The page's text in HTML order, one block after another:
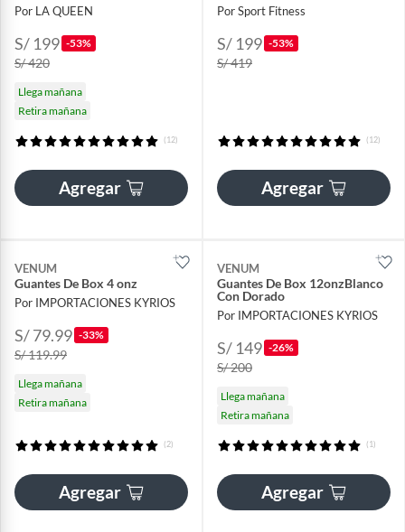
Por LA QUEEN
S/ 199 -53%
S/ 420
Llega mañana
Retira mañana
(12)
Agregar
Por Sport Fitness
S/ 199 -53%
S/ 419
(12)
Agregar
VENUM
Guantes De Box 4 onz
Por IMPORTACIONES KYRIOS
S/ 79.99 -33%
S/ 119.99
Llega mañana
Retira mañana
(2)
Agregar
VENUM
Guantes De Box 12onzBlanco
Con Dorado
Por IMPORTACIONES KYRIOS
S/ 149 -26%
S/ 200
Llega mañana
Retira mañana
(1)
Agregar